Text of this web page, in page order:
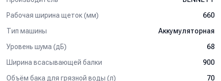
Рабочая ширина щеток (мм)
660
Тип машины
Аккумуляторная
Уровень шума (дБ)
68
Ширина всасывающей балки
900
Объём бака для грязной воды (л)
70